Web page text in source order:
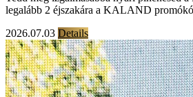
legalább 2 éjszakára a KALAND
2026.07.03 Details